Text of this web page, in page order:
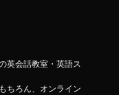
英会話教室・英語ス
ちろん、オンライン